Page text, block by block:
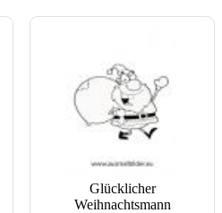
Glücklicher
Weihnachtsmann